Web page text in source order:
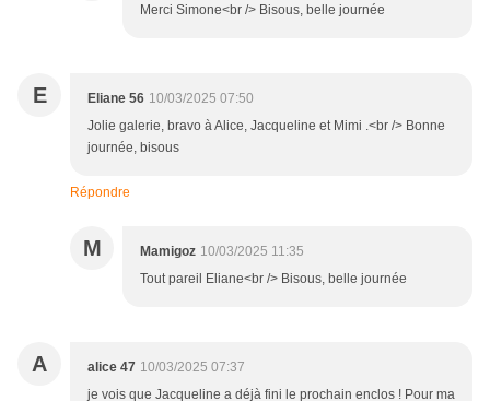
Merci Simone<br /> Bisous, belle journée
E Eliane 56 10/03/2025 07:50
Jolie galerie, bravo à Alice, Jacqueline et Mimi .<br /> Bonne
journée, bisous
Répondre
M Mamigoz 10/03/2025 11:35
Tout pareil Eliane<br /> Bisous, belle journée
A alice 47 10/03/2025 07:37
je vois que Jacqueline a déjà fini le prochain enclos ! Pour ma